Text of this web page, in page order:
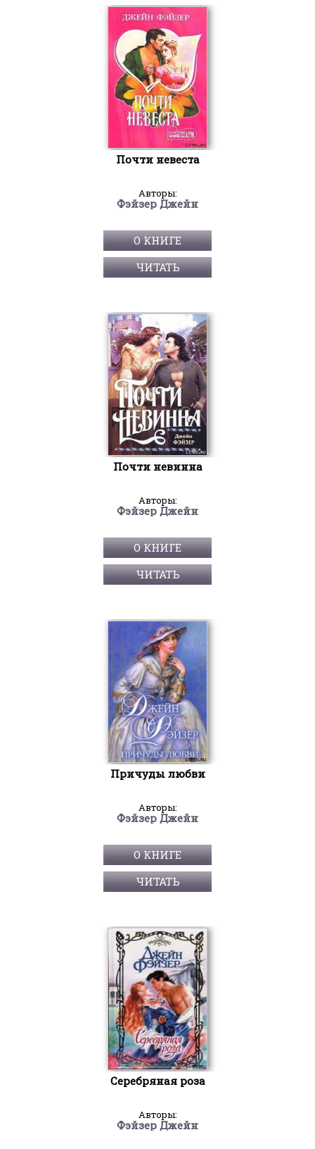
Почти невеста
Авторы:
Фэйзер Джейн
О КНИГЕ
ЧИТАТЬ
Почти невинна
Авторы:
Фэйзер Джейн
О КНИГЕ
ЧИТАТЬ
Причуды любви
Авторы:
Фэйзер Джейн
О КНИГЕ
ЧИТАТЬ
Серебряная роза
Авторы:
Фэйзер Джейн